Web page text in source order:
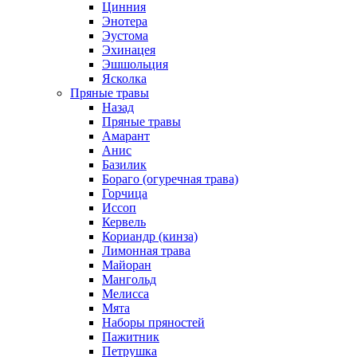
Цинния
Энотера
Эустома
Эхинацея
Эшшольция
Ясколка
Пряные травы
Назад
Пряные травы
Амарант
Анис
Базилик
Бораго (огуречная трава)
Горчица
Иссоп
Кервель
Кориандр (кинза)
Лимонная трава
Майоран
Мангольд
Мелисса
Мята
Наборы пряностей
Пажитник
Петрушка